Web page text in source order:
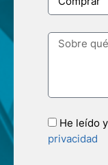
He leído
privacidad